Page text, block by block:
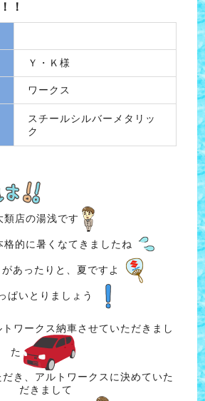
！
Ｙ・Ｋ様
ワークス
スチールシルバーメタリッ
ク
類店の湯浅です
格的に暑くなてきましたね
あったりと、夏ですよ
ぱいとりましょう
ワークス納車させていただきまし
た
き、アルトワークスに決めていた
だきまして